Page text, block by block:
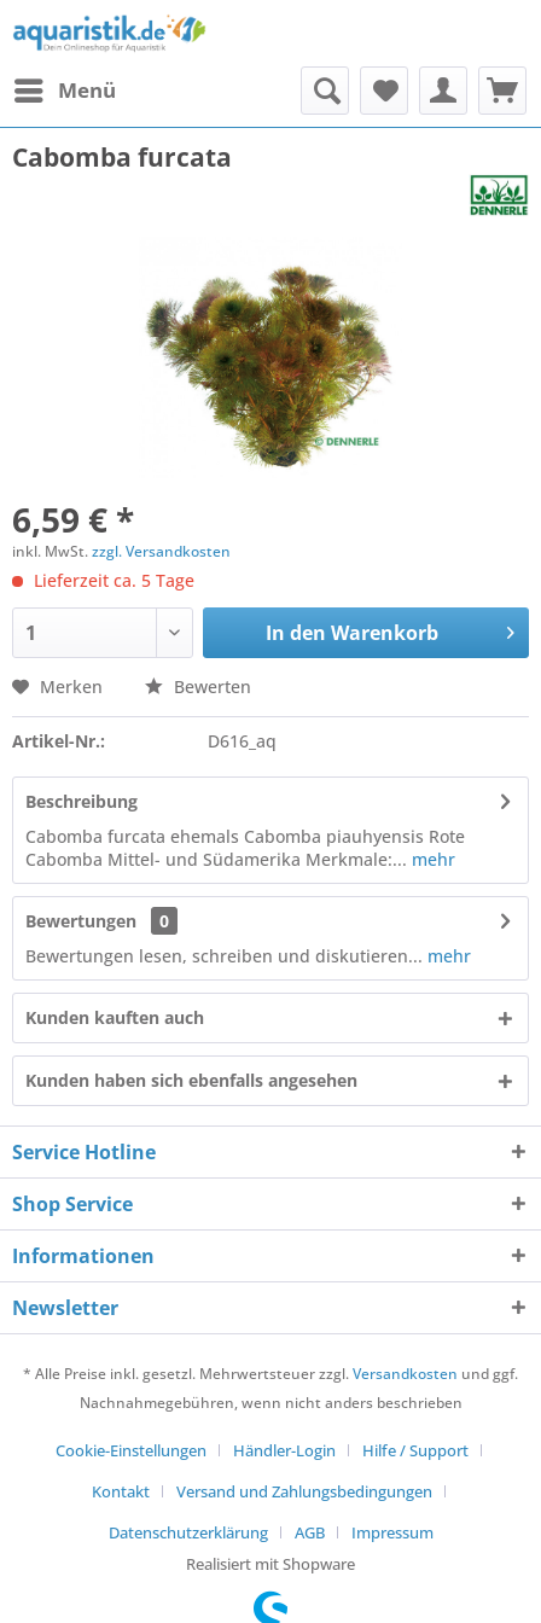
Menü
Cabomba furcata
6,59 € *
inkl. MwSt.zzgl. Versandkosten
Lieferzeit ca. 5 Tage
In den Warenkorb
Merken Bewerten
Artikel-Nr.: D616_aq
Beschreibung
Cabomba furcata ehemals Cabomba piauhyensis Rote
Cabomba Mittel- und Südamerika Merkmale:... mehr
Bewertungen
0
Bewertungen lesen, schreiben und diskutieren... mehr
Kunden kauften auch
Kunden haben sich ebenfalls angesehen
Service Hotline
Shop Service
Informationen
Newsletter
* Alle Preise inkl. gesetzl. Mehrwertsteuer zzgl.Versandkosten und ggf.
Nachnahmegebühren, wenn nicht anders beschrieben
Cookie-Einstellungen Händler-Login
Hilfe / Support
Kontakt
Versand und Zahlungsbedingungen
Datenschutzerklärung
AGB
Impressum
Realisiert mit Shopware